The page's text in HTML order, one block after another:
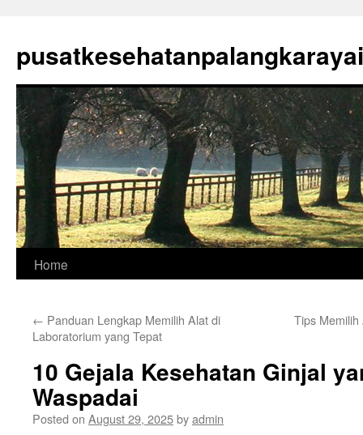
content
Home
← Panduan Lengkap Memilih Alat di
Laboratorium yang Tepat
Tips
10 Gejala Kesehatan Ginjal
Waspadai
Posted on August 29, 2025byadmin